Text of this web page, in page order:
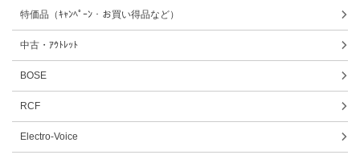
特価品（ｷｬﾝﾍﾟｰﾝ・お買い得品など）
中古・ｱｳﾄﾚｯﾄ
BOSE
RCF
Electro-Voice